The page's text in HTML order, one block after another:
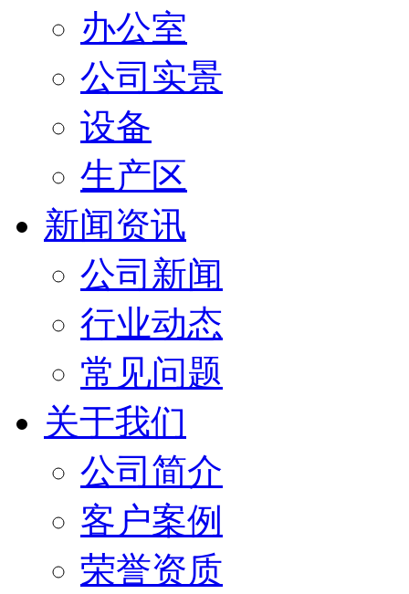
办公室
公司实景
设备
生产区
新闻资讯
公司新闻
行业动态
常见问题
关于我们
公司简介
客户案例
荣誉资质